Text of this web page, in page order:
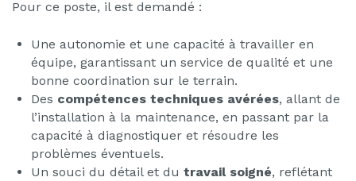
Pour ce poste, il est demandé :
Une autonomie et une capacité à travailler en
équipe, garantissant un service de qualité et une
bonne coordination sur le terrain.
Des compétences techniques avérées, allant de
l’installation à la maintenance, en passant par la
capacité à diagnostiquer et résoudre les
problèmes éventuels.
Un souci du détail et du travail soigné, reflétant